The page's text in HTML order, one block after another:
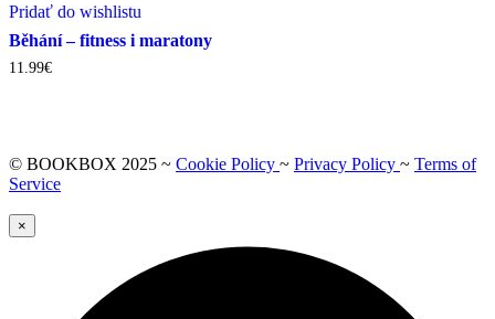
Pridať do wishlistu
Běhání – fitness i maratony
11.99€
© BOOKBOX 2025 ~ Cookie Policy ~ Privacy Policy ~ Terms of
Service
×